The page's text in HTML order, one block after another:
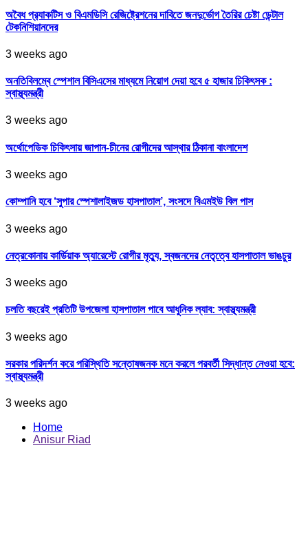
অবৈধ প্র‍্যাকটিস ও বিএমডিসি রেজিষ্ট্রেশনের দাবিতে জনদুর্ভোগ তৈরির চেষ্টা ডেন্টাল
টেকনিশিয়ানদের
3 weeks ago
অনতিবিলম্বে স্পেশাল বিসিএসের মাধ্যমে নিয়োগ দেয়া হবে ৫ হাজার চিকিৎসক :
স্বাস্থ্যমন্ত্রী
3 weeks ago
অর্থোপেডিক চিকিৎসায় জাপান-চীনের রোগীদের আস্থার ঠিকানা বাংলাদেশ
3 weeks ago
কোম্পানি হবে ‘সুপার স্পেশালাইজড হাসপাতাল’, সংসদে বিএমইউ বিল পাস
3 weeks ago
নেত্রকোনায় কার্ডিয়াক অ্যারেস্টে রোগীর মৃত্যু, স্বজনদের নেতৃত্বে হাসপাতাল ভাঙচুর
3 weeks ago
চলতি বছরেই প্রতিটি উপজেলা হাসপাতাল পাবে আধুনিক ল্যাব: স্বাস্থ্যমন্ত্রী
3 weeks ago
সরকার পরিদর্শন করে পরিস্থিতি সন্তোষজনক মনে করলে পরবর্তী সিদ্ধান্ত নেওয়া হবে:
স্বাস্থ্যমন্ত্রী
3 weeks ago
Home
Anisur Riad